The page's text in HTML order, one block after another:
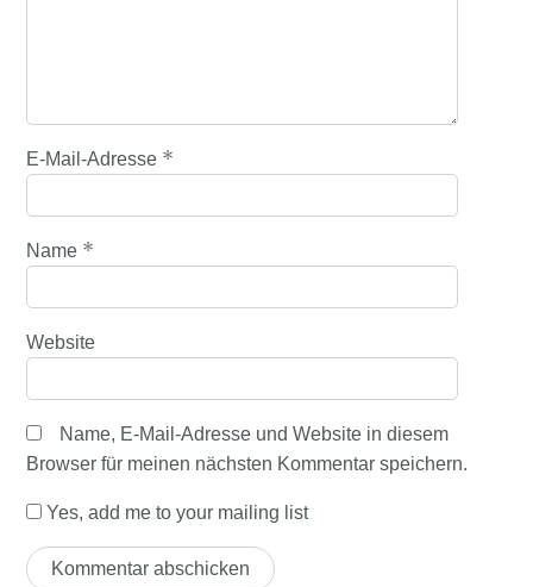
E-Mail-Adresse *
Name *
Website
Name, E-Mail-Adresse und Website in diesem
Browser für meinen nächsten Kommentar speichern.
Yes, add me to your mailing list